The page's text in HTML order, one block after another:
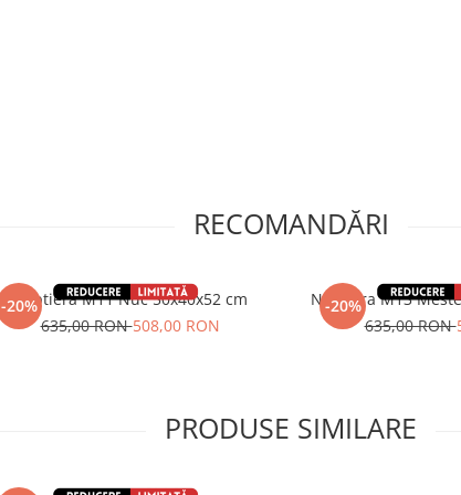
RECOMANDĂRI
-20%
Noptiera M11 Nuc 50x40x52 cm
635,00 RON508,00 RON
-20%
Noptiera M13
635,00 RON
PRODUSE SIMILARE